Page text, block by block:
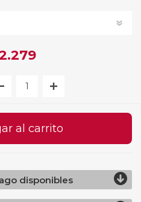
al carrito
disponibles